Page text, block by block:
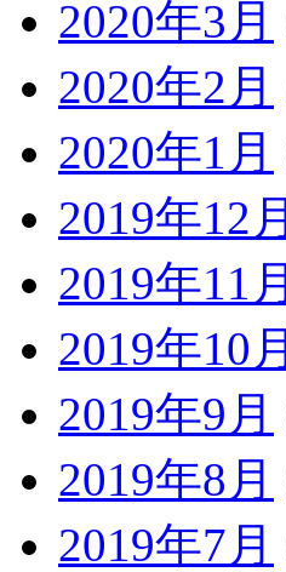
2020年3月
2020年2月
2020年1月
2019年12月
2019年11月
2019年10月
2019年9月
2019年8月
2019年7月